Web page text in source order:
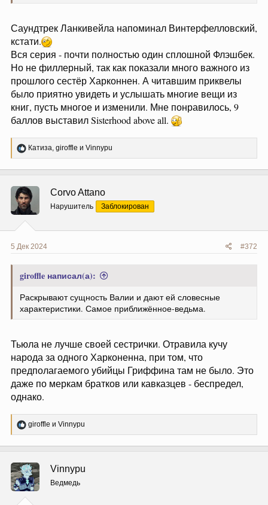
ведьма.
Спойлер:
Саундтрек Ланкивейла напоминал Винтерфелловский,
кстати.
Вся серия - почти полностью один сплошной Флэшбек.
Но не филлерный, так как показали много важного из
прошлого сестёр Харконнен. А читавшим приквелы
было приятно увидеть и услышать многие вещи из
книг, пусть многое и изменили. Мне понравилось, 9
баллов выставил Sisterhood above all.
Р
е
ц
и
и
:
Катиза, giroffle и Vinnypu
Corvo Attano
Нарушитель Заблокирован
5 Дек 2024 #372
giroffle написал(а):
Раскрывают сущность Валии и дают ей словесные
характеристики. Самое приближённое-ведьма.
Тьюла не лучше своей сестрички. Отравила кучу
народа за одного Харконенна, при том, что
предполагаемого убийцы Гриффина там не было. Это
даже по меркам братков или кавказцев - беспредел,
однако.
Р
е
ц
и
и
:
giroffle и Vinnypu
Vinnypu
Ведмедь